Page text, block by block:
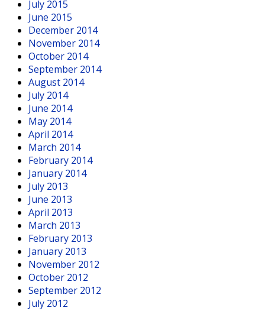
July 2015
June 2015
December 2014
November 2014
October 2014
September 2014
August 2014
July 2014
June 2014
May 2014
April 2014
March 2014
February 2014
January 2014
July 2013
June 2013
April 2013
March 2013
February 2013
January 2013
November 2012
October 2012
September 2012
July 2012